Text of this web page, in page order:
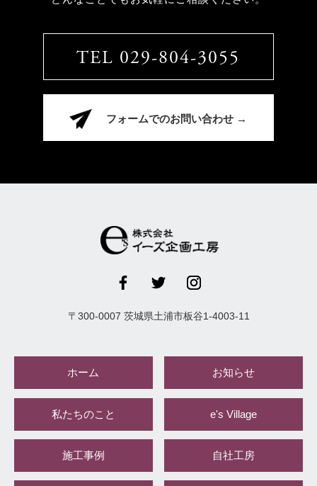
TEL 029-804-3055
フォームでのお問い合わせ →
〒 300-0007 茨城県土浦市板谷1-4003-11
ホーム お知らせ
私たちのこと e's Village
施工事例 自社工房